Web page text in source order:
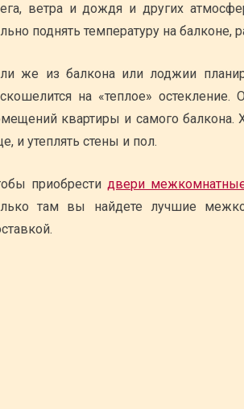
ветра и дождя и других
поднять температуру на балконе,
же из балкона или лоджии
на «теплое»
квартиры и самого балкона.
и утеплять стены и пол.
приобрестидвери
там вы найдете лучшие